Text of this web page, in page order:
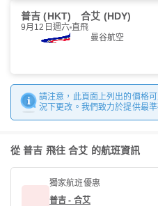
普吉 (HKT) 合艾 (HDY)
9月12日週六 直飛
曼谷航空
請注意，此頁面上列出的價格
況下更改。我們致力於提供最
從 普吉 飛往 合艾 的航班資訊
獨家航班優惠
普吉 - 合艾